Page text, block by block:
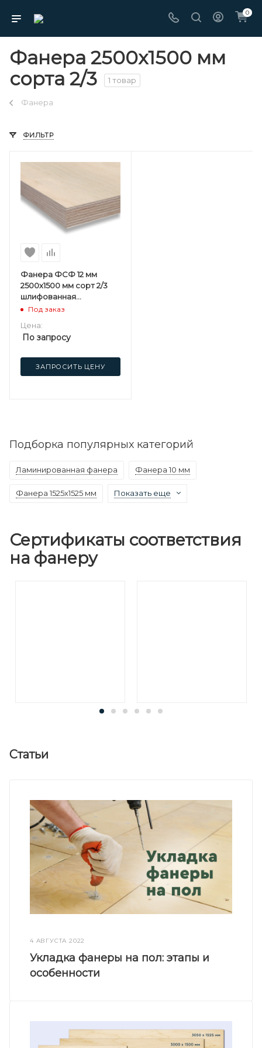
0
Фанера 2500х1500 мм
сорта 2/3
1 товар
Фанера
ФИЛЬТР
Фанера ФСФ 12 мм
2500х1500 мм сорт 2/3
шлифованная
березовая
Под заказ
Цена:
По запросу
ЗАПРОСИТЬ ЦЕНУ
Подборка популярных категорий
Ламинированная фанера Фанера 10 мм
Фанера 1525х1525 мм Показать еще
Сертификаты соответствия
на фанеру
Статьи
4 АВГУСТА 2022
Укладка фанеры на пол: этапы и
особенности